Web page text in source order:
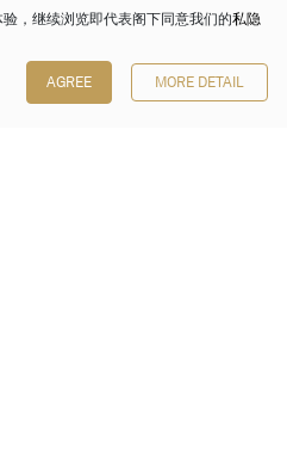
，继续浏览即代表阁下同意我们的私隐
AGREE MORE DETAIL